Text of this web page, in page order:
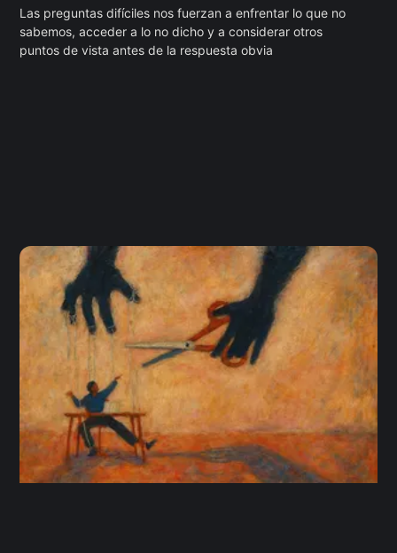
Las preguntas difíciles nos fuerzan a enfrentar lo que no
sabemos, acceder a lo no dicho y a considerar otros
puntos de vista antes de la respuesta obvia